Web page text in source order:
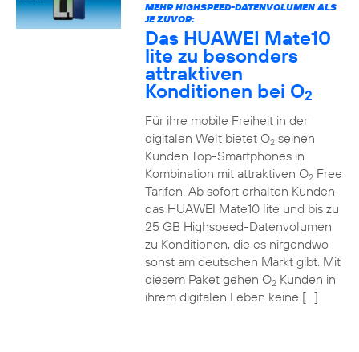
MEHR HIGHSPEED-DATENVOLUMEN ALS
JE ZUVOR:
Das HUAWEI Mate10
lite zu besonders
attraktiven
Konditionen bei O2
Für ihre mobile Freiheit in der
digitalen Welt bietet O2seinen
Kunden Top-Smartphones in
Kombination mit attraktiven O2Free
Tarifen. Ab sofort erhalten Kunden
das HUAWEI Mate10 lite und bis zu
25 GB Highspeed-Datenvolumen
zu Konditionen, die es nirgendwo
sonst am deutschen Markt gibt. Mit
diesem Paket gehen O2Kunden in
ihrem digitalen Leben keine […]